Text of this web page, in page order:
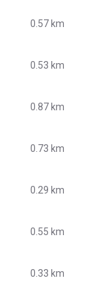
0.57 km
0.53 km
0.87 km
0.73 km
0.29 km
0.55 km
0.33 km